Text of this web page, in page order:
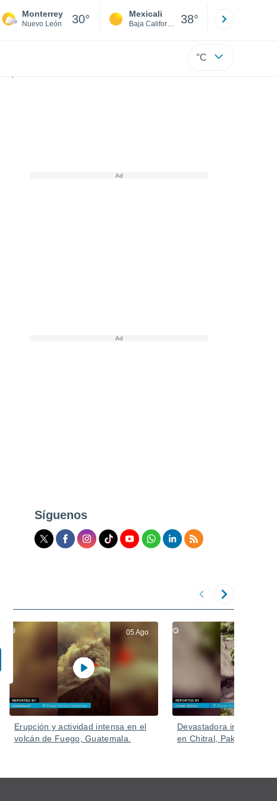
Monterrey
Nuevo León 30° Mexicali
Baja California 38°
°C
Síguenos
05 Ago
Erupción y actividad intensa en el
volcán de Fuego, Guatemala.
Devastadora inundación
en Chitral, Pakistán.